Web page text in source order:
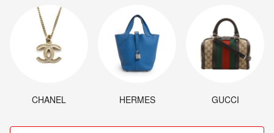
CHANEL HERMES GUCCI